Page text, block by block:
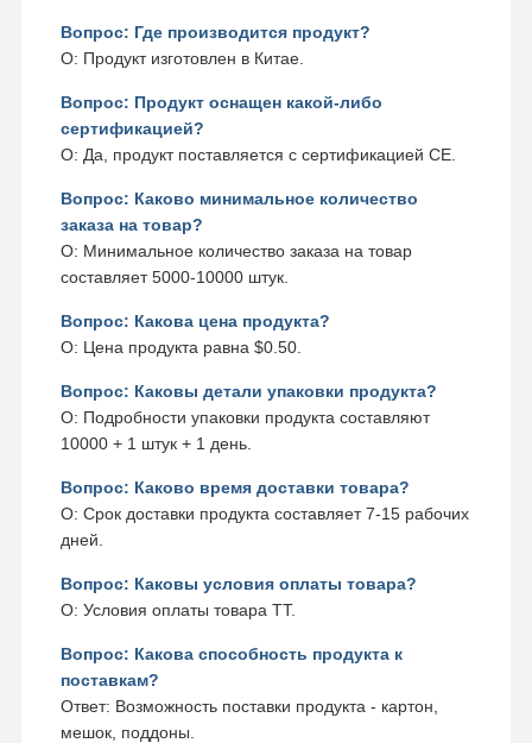
Вопрос: Где производится продукт?
О: Продукт изготовлен в Китае.
Вопрос: Продукт оснащен какой-либо
сертификацией?
О: Да, продукт поставляется с сертификацией CE.
Вопрос: Каково минимальное количество
заказа на товар?
О: Минимальное количество заказа на товар
составляет 5000-10000 штук.
Вопрос: Какова цена продукта?
О: Цена продукта равна $0.50.
Вопрос: Каковы детали упаковки продукта?
О: Подробности упаковки продукта составляют
10000 + 1 штук + 1 день.
Вопрос: Каково время доставки товара?
О: Срок доставки продукта составляет 7-15 рабочих
дней.
Вопрос: Каковы условия оплаты товара?
О: Условия оплаты товара TT.
Вопрос: Какова способность продукта к
поставкам?
Ответ: Возможность поставки продукта - картон,
мешок, поддоны.